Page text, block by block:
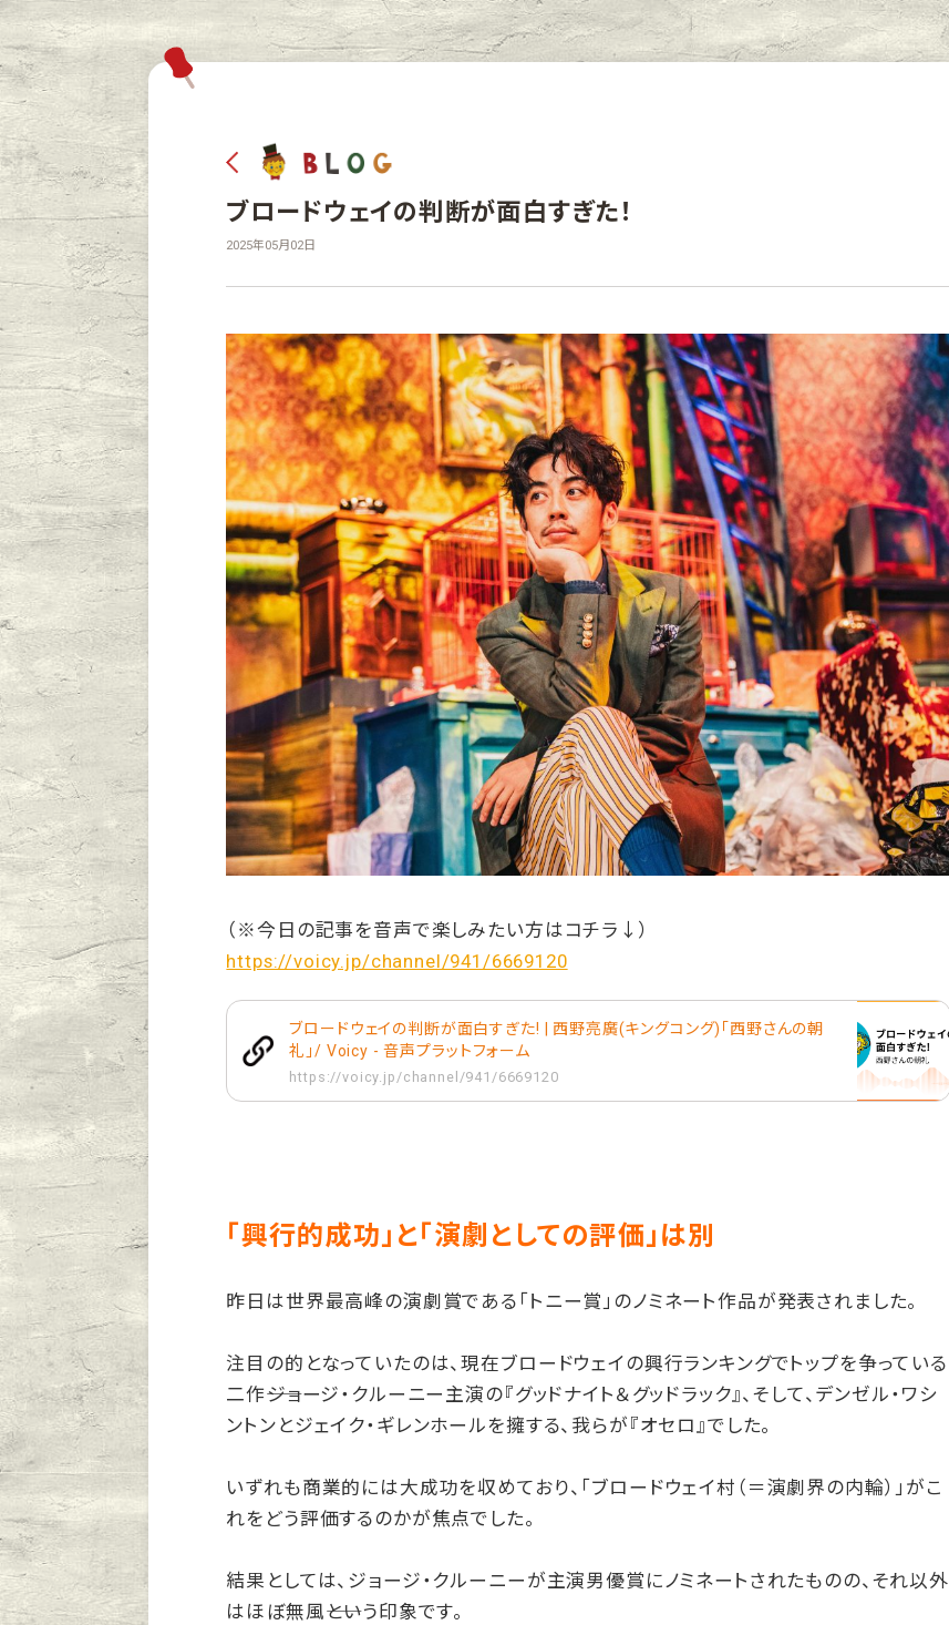
ブロードウェイの判断が面白すぎた！
2025年05月02日
（※今日の記事を音声で楽しみたい方はコチラ↓）
https://voicy.jp/channel/941/6669120
ブロードウェイの判断が面白すぎた! | 西野亮廣(キングコング)「西野さんの朝
礼」/ Voicy - 音声プラットフォーム
https://voicy.jp/channel/941/6669120
「興行的成功」と「演劇としての評価」は別
昨日は世界最高峰の演劇賞である「トニー賞」のノミネート作品が発表されました。
注目の的となっていたのは、現在ブロードウェイの興行ランキングでトップを争っている
二作――ジョージ・クルーニー主演の『グッドナイト＆グッドラック』、そして、デンゼル・ワシ
ントンとジェイク・ギレンホールを擁する、我らが『オセロ』でした。
いずれも商業的には大成功を収めており、「ブロードウェイ村（＝演劇界の内輪）」がこ
れをどう評価するのかが焦点でした。
結果としては、ジョージ・クルーニーが主演男優賞にノミネートされたものの、それ以外
はほぼ無風――という印象です。